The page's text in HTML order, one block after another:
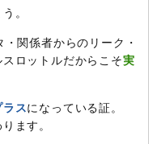
。
関係者からのリーク・
ロットルだからこそ実
ラスになっている証。
ます。